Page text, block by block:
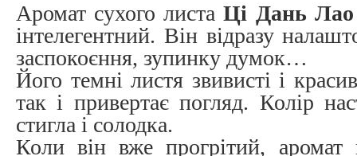
Аромат сухого листаЦі Дань
інтелегентний. Він відразу
заспокоєння, зупинку думок…
Його темні листя звивисті і
так і привертає погляд. Колір
стигла і солодка.
Коли він вже прогрітий, аромат